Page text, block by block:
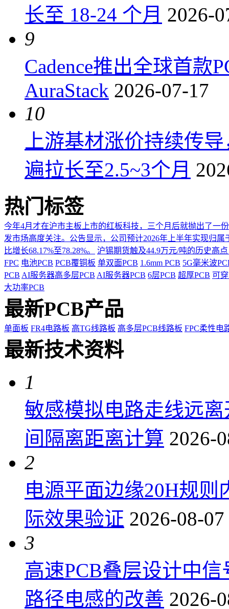
长至 18-24 个月 2026-
9
Cadence推出全球首款
AuraStack 2026-07-17
10
上游基材涨价持续传
遍拉长至2.5~3个月
热门标签
今年4月才在沪市主板上市的红板科技，三个月后就抛出了一
发市场高度关注。公告显示，公司预计2026年上半年实现归
比增长68.17%至78.28%。
沪锡期货触及44.9万元/吨的历史高
FPC 电池PCB PCB覆铜板 单双面PCB 1.6mm PCB 5G毫米波
PCB AI服务器高多层PCB AI服务器PCB 6层PCB 超厚PCB 可
大功率PCB
最新PCB产品
单面板 FR4电路板 高TG线路板 高多层PCB线路板 FPC柔性电
最新技术资料
1
敏感模拟电路走线远
间隔离距离计算 2026-
2
电源平面边缘20H规
际效果验证 2026-08-
3
高速PCB叠层设计中
路径电感的改善 2026-